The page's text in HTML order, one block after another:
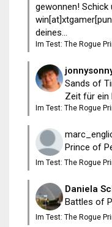
gewonnen! Schick
deines...
Im Test: The Rogue
Sands of
Zeit für ein
Im Test: The Rogue
Prince of
Im Test: The Rogue
Daniela
Battles of
Im Test: The Rogue